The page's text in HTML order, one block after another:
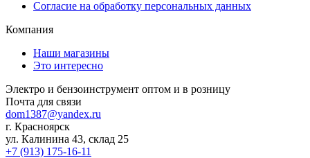
Согласие на обработку персональных данных
Компания
Наши магазины
Это интересно
Электро и бензоинструмент оптом и в розницу
Почта для связи
dom1387@yandex.ru
г. Красноярск
ул. Калинина 43, склад 25
+7 (913) 175-16-11